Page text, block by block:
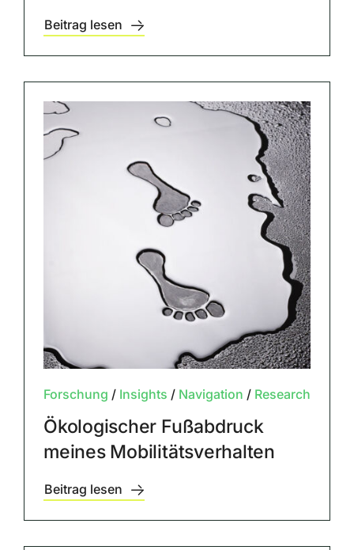
Beitrag lesen
Forschung / Insights / Navigation / Research
Ökologischer Fußabdruck
meines Mobilitätsverhalten
Beitrag lesen